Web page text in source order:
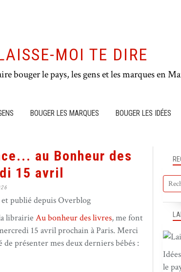
MOI TE DIRE
bouger le pays, les gens et les marques en
BOUGER LES MARQUES BOUGER LES IDÉES
au Bonheur des
15 avril
publié depuis Overblog
librairie Au bonheur des livres, me font
15 avril prochain à Paris. Merci
présenter mes deux derniers bébés :
le